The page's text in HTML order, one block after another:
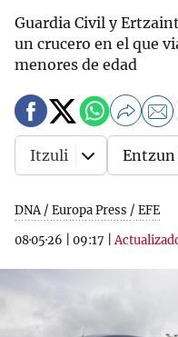
Guardia Civil y
un crucero en el que
menores de edad
DNA / Europa Press / EFE
08·05·26
09:17 |
Itzuli Entzun